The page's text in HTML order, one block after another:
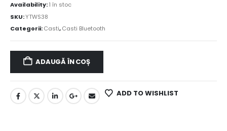
Availability:1 în stoc
SKU:YTWS38
Categorii:Casti,Casti Bluetooth
ADAUGĂ ÎN COȘ
ADD TO WISHLIST